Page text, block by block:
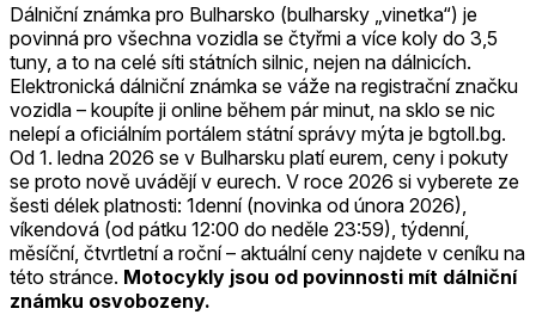
Dálniční známka pro Bulharsko (bulharsky „vinetka“) je
povinná pro všechna vozidla se čtyřmi a více koly do 3,5
tuny, a to na celé síti státních silnic, nejen na dálnicích.
Elektronická dálniční známka se váže na registrační značku
vozidla – koupíte ji online během pár minut, na sklo se nic
nelepí a oficiálním portálem státní správy mýta je bgtoll.bg.
Od 1. ledna 2026 se v Bulharsku platí eurem, ceny i pokuty
se proto nově uvádějí v eurech. V roce 2026 si vyberete ze
šesti délek platnosti: 1denní (novinka od února 2026),
víkendová (od pátku 12:00 do neděle 23:59), týdenní,
měsíční, čtvrtletní a roční – aktuální ceny najdete v ceníku na
této stránce. Motocykly jsou od povinnosti mít dálniční
známku osvobozeny.